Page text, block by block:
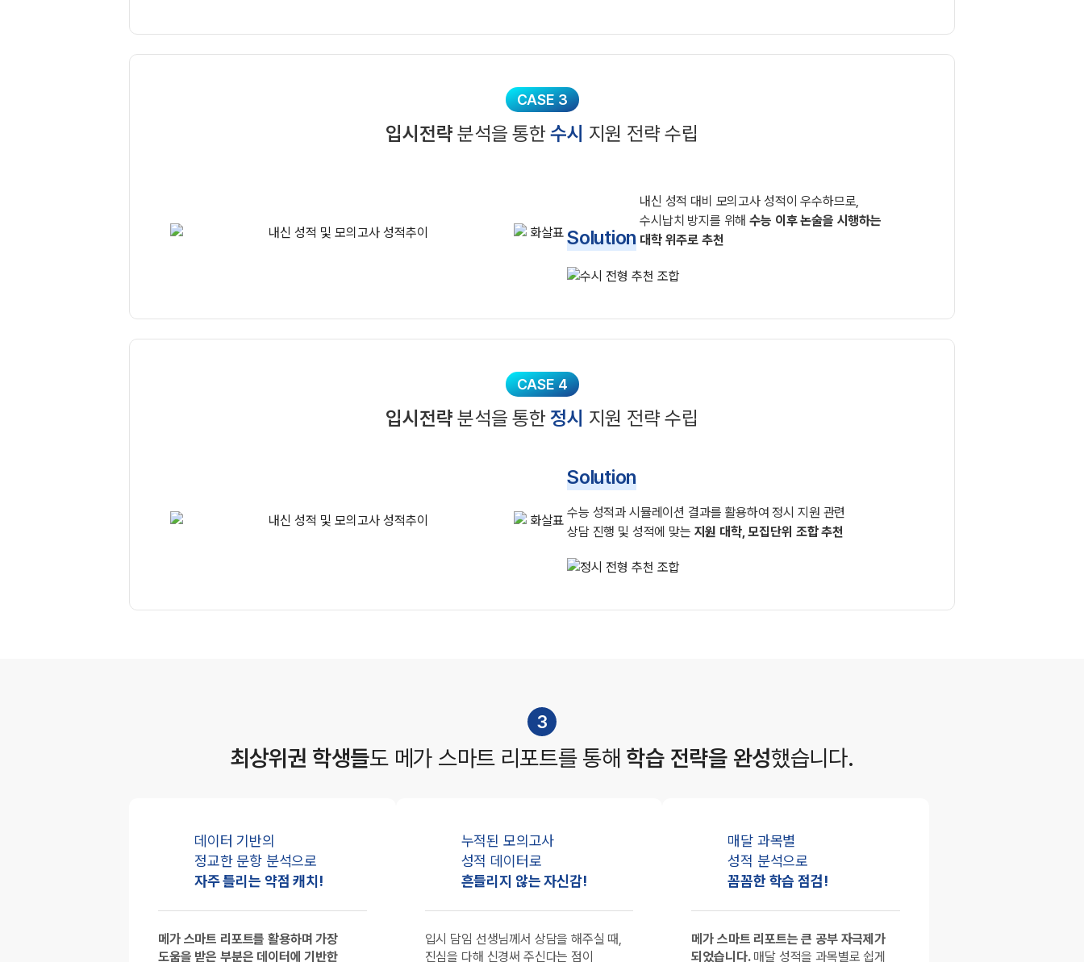
CASE 3
입시전략 분석을 통한수시 지원 전략 수립
Solution
내신 성적 대비 모의고사 성적이 우수하므로,
수시납치 방지를 위해수능 이후 논술을 시행하는
대학 위주로 추천
CASE 4
입시전략 분석을 통한정시 지원 전략 수립
Solution
수능 성적과 시뮬레이션 결과를 활용하여정시 지원 관련
상담 진행 및 성적에 맞는 지원 대학, 모집단위 조합 추천
3
최상위권 학생들도 메가 스마트 리포트를 통해 학습 전략을 완성했습니다.
데이터 기반의
정교한 문항 분석으로
자주 틀리는 약점 캐치!
메가 스마트 리포트를 활용하며 가장
도움을 받은 부분은 데이터에 기반한
누적된 모의고사
성적 데이터로
흔들리지 않는 자신감!
입시 담임 선생님께서 상담을 해주실 때,
진심을 다해 신경써 주신다는 점이
매달 과목별
성적 분석으로
꼼꼼한 학습 점검!
메가 스마트 리포트는 큰 공부 자극제가
되었습니다.매달 성적을 과목별로 쉽게